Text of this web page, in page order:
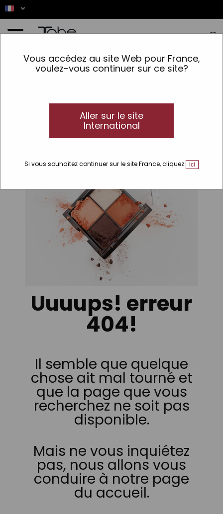
Vous accédez au site Web pour France,
voulez-vous continuer sur ce site?
Aller sur le site
International
Si vous souhaitez continuer sur le site France, cliquez ici
Uuuups! erreur
404!
Il semble que quelque
chose ait mal tourné et
que la page que vous
recherchez ne soit pas
disponible.
Mais ne vous inquiétez
pas, nous allons vous
conduire à notre page
du accueil.